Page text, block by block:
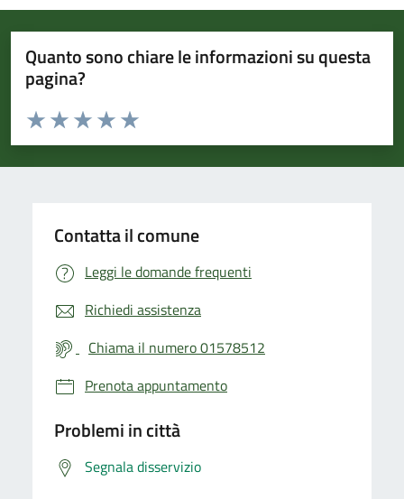
Quanto sono chiare le informazioni su questa
pagina?
Valuta da 1 a 5 stelle la pagina
Valuta 5 stelle su 5
Valuta 4 stelle su 5
Valuta 3 stelle su 5
Valuta 2 stelle su 5
Valuta 1 stelle su 5
Contatta il comune
Leggi le domande frequenti
Richiedi assistenza
Chiama il numero 01578512
Prenota appuntamento
Problemi in città
Segnala disservizio